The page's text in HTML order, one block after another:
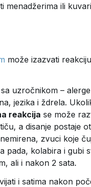
menadžerima ili
može izazvati
uzročnikom –
jezika i ždrela.
reakcija se može
a disanje postaje
zvuci koje
kolabira i gubi
ali i nakon 2 sata.
i satima nakon